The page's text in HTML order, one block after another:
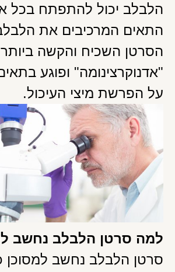
הלבלב יכול להתפתח בכל
התאים המרכיבים את
הסרטן השכיח והקשה
"אדנוקרצינומה" ופוגע
על הפרשת מיצי העיכול.
למה סרטן הלבלב נחשב
סרטן הלבלב נחשב למסוכן